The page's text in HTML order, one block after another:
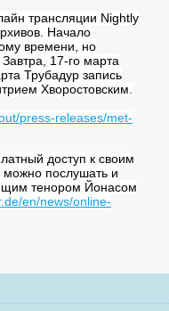
трансляции Nightly
Начало
времени, но
17-го марта
Трубадур запись
Хворостовским.
press-releases/met-
доступ к своим
можно послушать и
тенором Йонасом
en/news/online-